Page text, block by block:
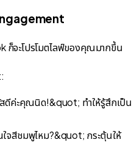
ก็จะโปรโมตไลฟ์ของคุณมากขึ้น
ดีค่ะคุณนิด!&quot; ทำให้รู้สึกเป็น
จสีชมพูไหม?&quot; กระตุ้นให้